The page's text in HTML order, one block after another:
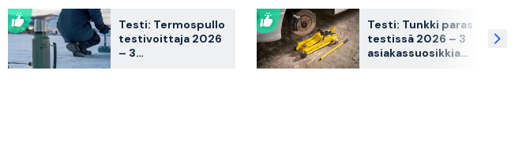
Testi: Termospullo
testivoittaja 2026
– 3
Testi: Tunkki paras
testissä 2026 – 3
asiakassuosikkia